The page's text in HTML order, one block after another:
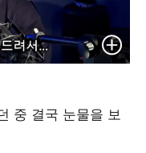
이미지
중 결국 눈물을 보